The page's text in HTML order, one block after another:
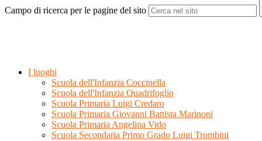
Campo di ricerca per le pagine del sito
I luoghi
Scuola dell'Infanzia Coccinella
Scuola dell'Infanzia Quadrifoglio
Scuola Primaria Luigi Credaro
Scuola Primaria Giovanni Battista Marinoni
Scuola Primaria Angelina Vido
Scuola Secondaria Primo Grado Luigi Trombini